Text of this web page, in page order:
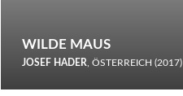
WILDE MAUS
JOSEF HADER, ÖSTERREICH (2017)